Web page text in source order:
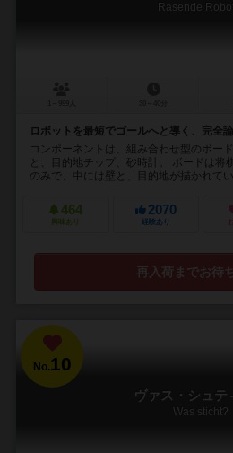
Rasende
ロボットを最短でゴールへと導く、完全
コンポーネントは、組み合わせ型のボー
と、目的地チップ、砂時計。 ボードは将
のみで、中には壁と、目的地が描かれて
464
興味あり
2070
経験あり
再入荷までお待
No. 10
ヴァス・シュテ
Was sticht?